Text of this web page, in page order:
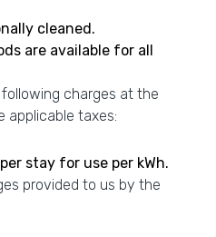
cleaned.
are available for all
charges at the
applicable taxes:
stay for use per kWh.
provided to us by the